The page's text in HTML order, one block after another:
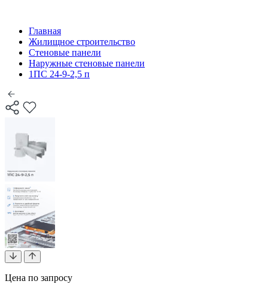
Главная
Жилищное строительство
Стеновые панели
Наружные стеновые панели
1ПС 24-9-2,5 п
Цена по запросу